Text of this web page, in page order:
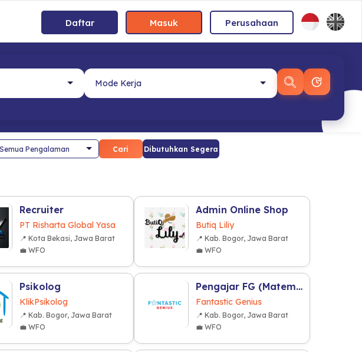
Daftar Masuk Perusahaan
Cari Dibutuhkan Segera
Recruiter
PT Risharta Global Yasa
📍 Kota Bekasi, Jawa Barat
💼 WFO
Admin Online Shop
Butiq Liliy
📍 Kab. Bogor, Jawa Barat
💼 WFO
Psikolog
KlikPsikolog
📍 Kab. Bogor, Jawa Barat
💼 WFO
Pengajar FG (Matematika)
Fantastic Genius
📍 Kab. Bogor, Jawa Barat
💼 WFO